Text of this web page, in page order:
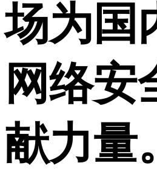
场为国
网络安
献力量。